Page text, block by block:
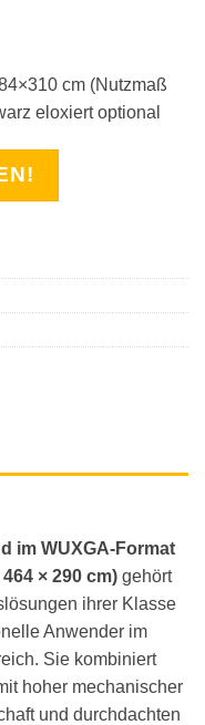
cm (Nutzmaß
eloxiert optional
im WUXGA-Format
× 290 cm) gehört
ihrer Klasse
Anwender im
Sie kombiniert
hoher mechanischer
und durchdachten